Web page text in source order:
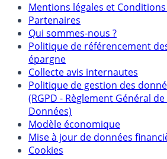
Mentions légales et
Partenaires
Qui sommes-nous ?
Politique de référencement
épargne
Collecte avis internautes
Politique de gestion des
(RGPD - Règlement Général
Données)
Modèle économique
Mise à jour de données
Cookies